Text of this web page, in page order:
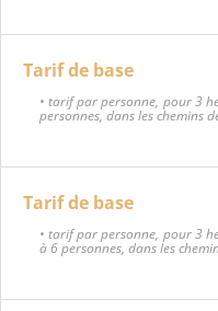
Tarif de base
• tarif par personne, pour 3
personnes, dans les chemins
Tarif de base
• tarif par personne, pour 3
à 6 personnes, dans les